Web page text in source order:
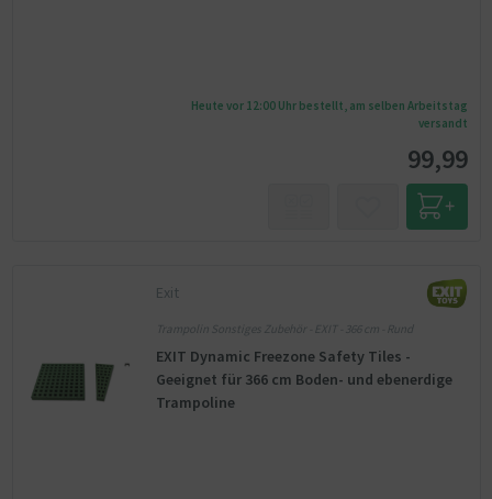
Heute vor 12:00 Uhr bestellt, am selben Arbeitstag
versandt
99,99
Exit
Trampolin Sonstiges Zubehör - EXIT - 366 cm - Rund
EXIT Dynamic Freezone Safety Tiles -
Geeignet für 366 cm Boden- und ebenerdige
Trampoline